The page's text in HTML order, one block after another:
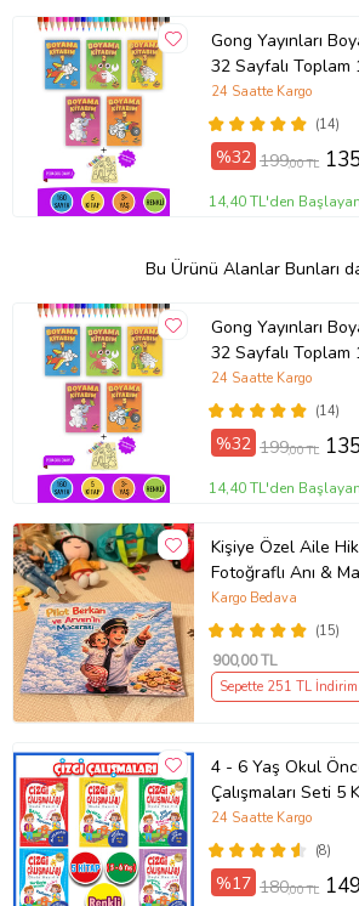
Gong Yayınları
32 Sayfalı Toplam
Boyama Hediyeli
(14)
24 Saatte Kargo
%32 199,00 TL 135
14,40 TL'den
Bu Ürünü Alanlar Bunları
Gong Yayınları
32 Sayfalı Toplam
Boyama Hediyeli
(14)
24 Saatte Kargo
%32 199,00 TL 135
14,40 TL'den
Kişiye Özel Aile
Fotoğraflı Anı &
(15)
Kargo Bedava
900,00 TL
Sepette 251 TL İndirim
4 - 6 Yaş Okul
Çalışmaları Seti 5
(8)
24 Saatte Kargo
%17 180,00 TL 149